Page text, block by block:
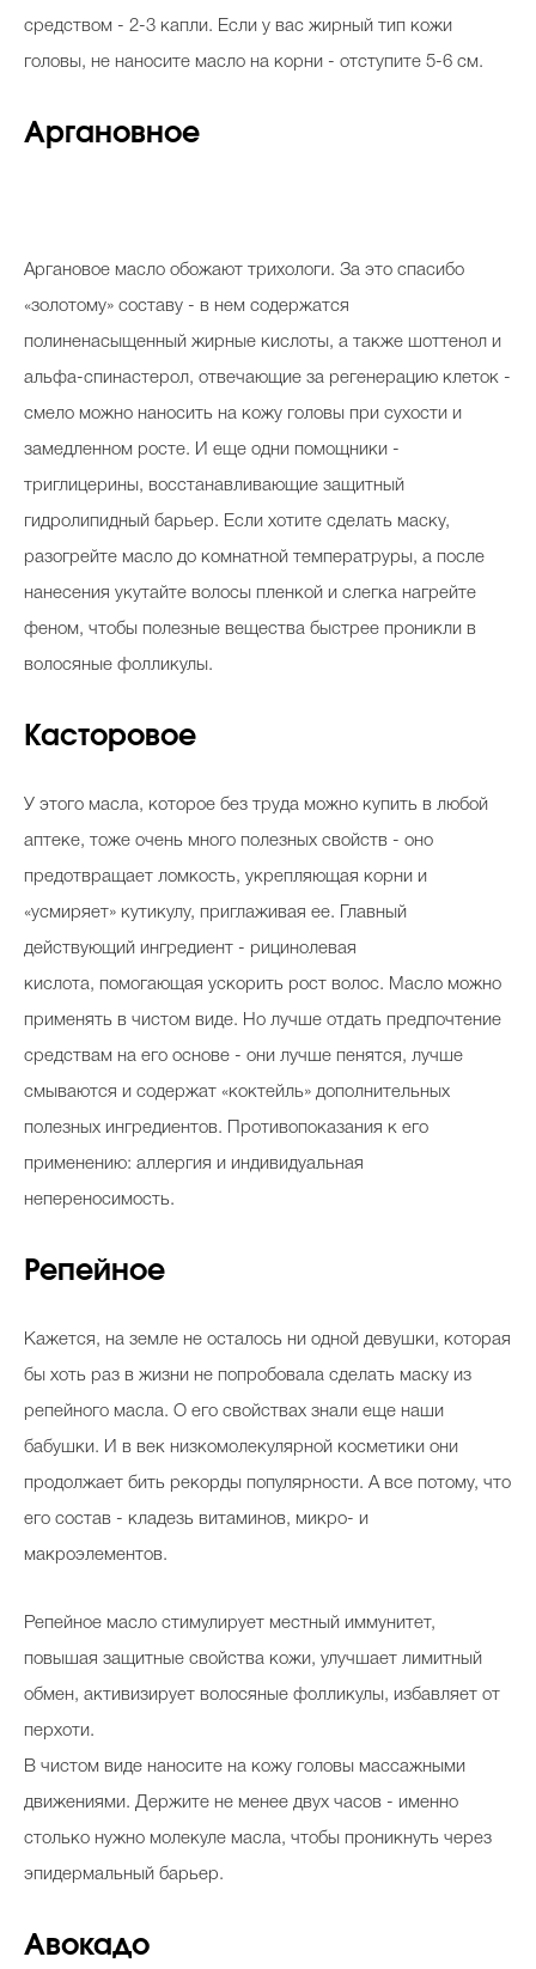
средством - 2-3 капли. Если у вас жирный тип кожи
головы, не наносите масло на корни - отступите 5-6 см.
Аргановное
Аргановое масло обожают трихологи. За это спасибо
«золотому» составу - в нем содержатся
полиненасыщенный жирные кислоты, а также шоттенол и
альфа-спинастерол, отвечающие за регенерацию клеток -
смело можно наносить на кожу головы при сухости и
замедленном росте. И еще одни помощники -
триглицерины, восстанавливающие защитный
гидролипидный барьер. Если хотите сделать маску,
разогрейте масло до комнатной температруры, а после
нанесения укутайте волосы пленкой и слегка нагрейте
феном, чтобы полезные вещества быстрее проникли в
волосяные фолликулы.
Касторовое
У этого масла, которое без труда можно купить в любой
аптеке, тоже очень много полезных свойств - оно
предотвращает ломкость, укрепляющая корни и
«усмиряет» кутикулу, приглаживая ее. Главный
действующий ингредиент - рицинолевая
кислота, помогающая ускорить рост волос. Масло можно
применять в чистом виде. Но лучше отдать предпочтение
средствам на его основе - они лучше пенятся, лучше
смываются и содержат «коктейль» дополнительных
полезных ингредиентов. Противопоказания к его
применению: аллергия и индивидуальная
непереносимость.
Репейное
Кажется, на земле не осталось ни одной девушки, которая
бы хоть раз в жизни не попробовала сделать маску из
репейного масла. О его свойствах знали еще наши
бабушки. И в век низкомолекулярной косметики они
продолжает бить рекорды популярности. А все потому, что
его состав - кладезь витаминов, микро- и
макроэлементов.
Репейное масло стимулирует местный иммунитет,
повышая защитные свойства кожи, улучшает лимитный
обмен, активизирует волосяные фолликулы, избавляет от
перхоти.
В чистом виде наносите на кожу головы массажными
движениями. Держите не менее двух часов - именно
столько нужно молекуле масла, чтобы проникнуть через
эпидермальный барьер.
Авокадо